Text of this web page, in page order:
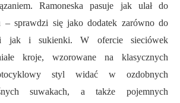
Ramoneska pasuje jak ulał do
– sprawdzi się jako dodatek zarówno do
jak i sukienki. W ofercie sieciówek
kroje, wzorowane na klasycznych
styl widać w ozdobnych
suwakach, a także pojemnych